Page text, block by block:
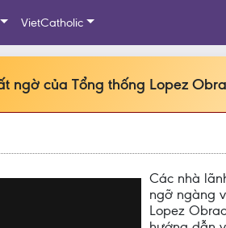
VietCatholic
ngờ của Tổng thống Lopez
Các nhà
ngỡ ngàng
Lopez